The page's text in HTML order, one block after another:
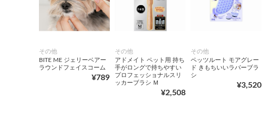
その他
BITE ME ジェリーベアー
ラウンドフェイスコーム
¥789
その他
アドメイト ペット用 持ち
手がロングで持ちやすい
プロフェッショナルスリ
ッカーブラシ Ｍ
¥2,508
その他
ペッツルート モアグレー
ド きもちいいラバーブラ
シ
¥3,520